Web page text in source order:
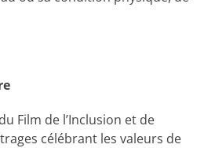
Film de l’Inclusion et de
célébrant les valeurs de